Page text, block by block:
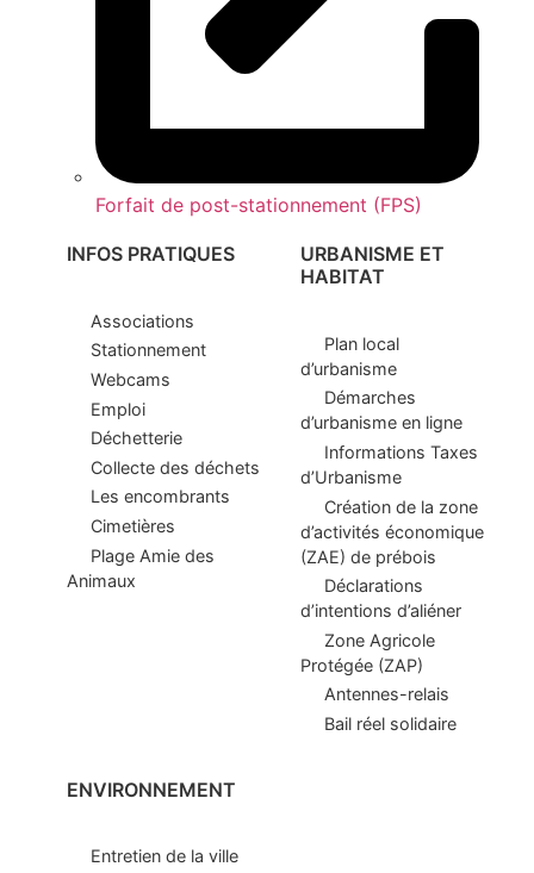
Forfait de post-stationnement (FPS)
INFOS PRATIQUES
Associations
Stationnement
Webcams
Emploi
Déchetterie
Collecte des déchets
Les encombrants
Cimetières
Plage Amie des
Animaux
URBANISME ET
HABITAT
Plan local
d’urbanisme
Démarches
d’urbanisme en ligne
Informations Taxes
d’Urbanisme
Création de la zone
d’activités économique
(ZAE) de prébois
Déclarations
d’intentions d’aliéner
Zone Agricole
Protégée (ZAP)
Antennes-relais
Bail réel solidaire
ENVIRONNEMENT
Entretien de la ville